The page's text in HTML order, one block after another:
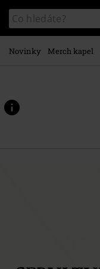
hlavnímu
obsahu
Katalog
vyhledávání
Novinky Merch kapel